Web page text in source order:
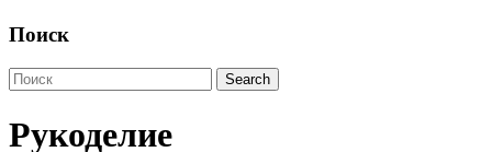
Поиск
Рукоделие